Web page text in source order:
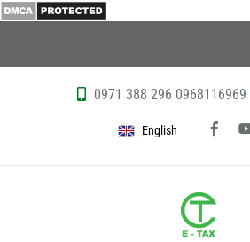
0971 388 296 0968116969
English